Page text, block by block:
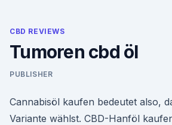
CBD REVIEWS
Tumoren cbd öl
PUBLISHER
Cannabisöl kaufen bedeutet also,
Variante wählst. CBD-Hanföl